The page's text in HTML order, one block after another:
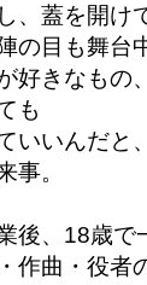
、蓋を開け
の目も舞台
好きなもの
も
いいんだと
事。
後、18歳で
作曲・役者